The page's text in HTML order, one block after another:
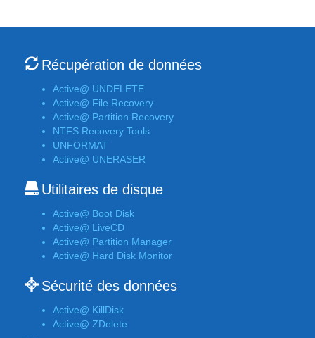
Récupération de données
Active@ UNDELETE
Active@ File Recovery
Active@ Partition Recovery
NTFS Recovery Tools
UNFORMAT
Active@ UNERASER
Utilitaires de disque
Active@ Boot Disk
Active@ LiveCD
Active@ Partition Manager
Active@ Hard Disk Monitor
Sécurité des données
Active@ KillDisk
Active@ ZDelete